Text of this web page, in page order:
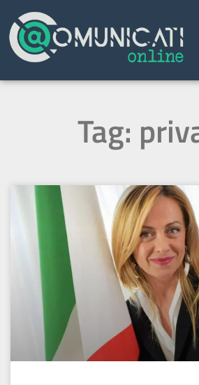
Tag: